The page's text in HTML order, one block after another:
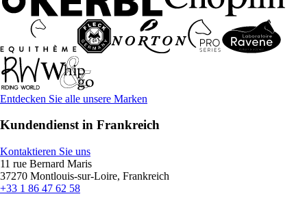
Entdecken Sie alle unsere Marken
Kundendienst in Frankreich
Kontaktieren Sie uns
11 rue Bernard Maris
37270 Montlouis-sur-Loire, Frankreich
+33 1 86 47 62 58